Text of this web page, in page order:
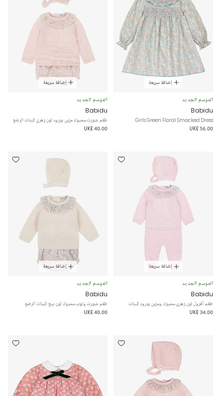
إضافة سريعة
الموسم الجديد
Babidu
Girls Green Floral Smocked Dress
UK£ 56.00
إضافة سريعة
الموسم الجديد
Babidu
طقم شورت محبوك مزين بورود لون زهري للبنات الرضع
UK£ 40.00
إضافة سريعة
الموسم الجديد
Babidu
طقم أفرول لون زهري محبوك ومزين بورود للبنات
UK£ 34.00
إضافة سريعة
الموسم الجديد
Babidu
طقم شورت وتوب محبوك لون بيج للبنات الرضع
UK£ 40.00